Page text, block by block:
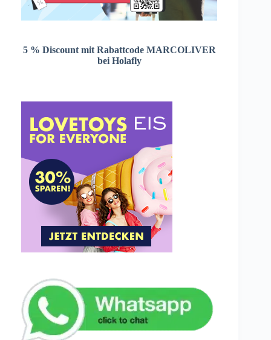
5 % Discount mit Rabattcode MARCOLIVER
bei Holafly